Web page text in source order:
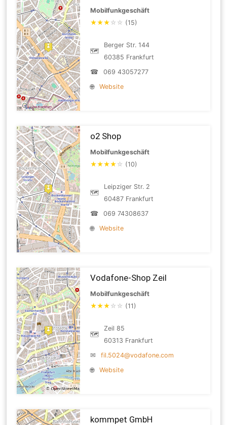
Mobilfunkgeschäft
★★★ ☆ ☆ (15)
🗺
Berger Str. 144
60385 Frankfurt
☎
069 43057277
🌐
Website
o2 Shop
Mobilfunkgeschäft
★★★★ ☆ (10)
🗺
Leipziger Str. 2
60487 Frankfurt
☎
069 74308637
🌐
Website
Vodafone-Shop Zeil
Mobilfunkgeschäft
★★★ ☆ ☆ (11)
🗺
Zeil 85
60313 Frankfurt
✉
fil.5024@vodafone.com
🌐
Website
kommpet GmbH